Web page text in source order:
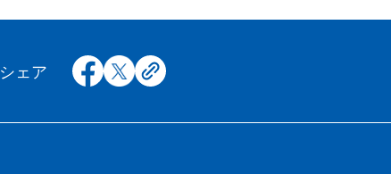
シェア facebook
x copy